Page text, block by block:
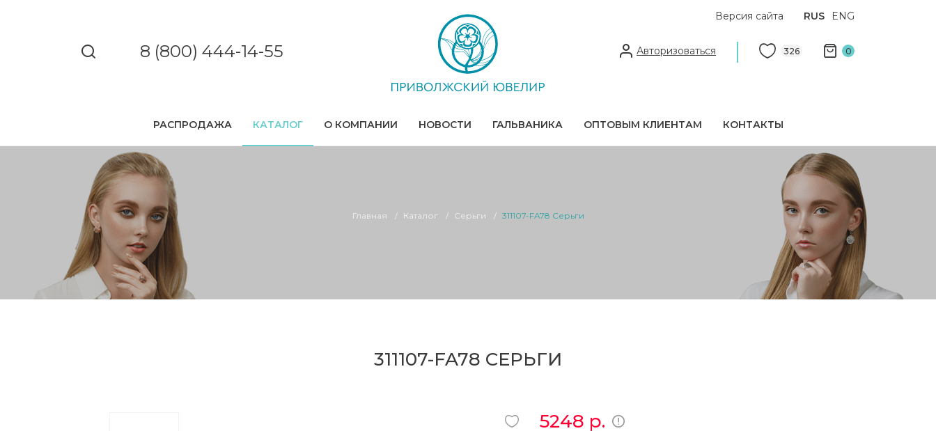
8 (800) 444-14-55
Версия сайта RUS ENG
Авторизоваться 326 0
РАСПРОДАЖА КАТАЛОГ О КОМПАНИИ НОВОСТИ ГАЛЬВАНИКА ОПТОВЫМ КЛИЕНТАМ КОНТАКТЫ
Главная Каталог Серьги 311107-FA78 Серьги
311107-FA78 СЕРЬГИ
5248 р.